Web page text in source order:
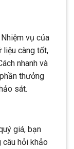
vụ của
liệu càng tốt,
nhanh và
thưởng
sát.
giá, bạn
câu hỏi khảo